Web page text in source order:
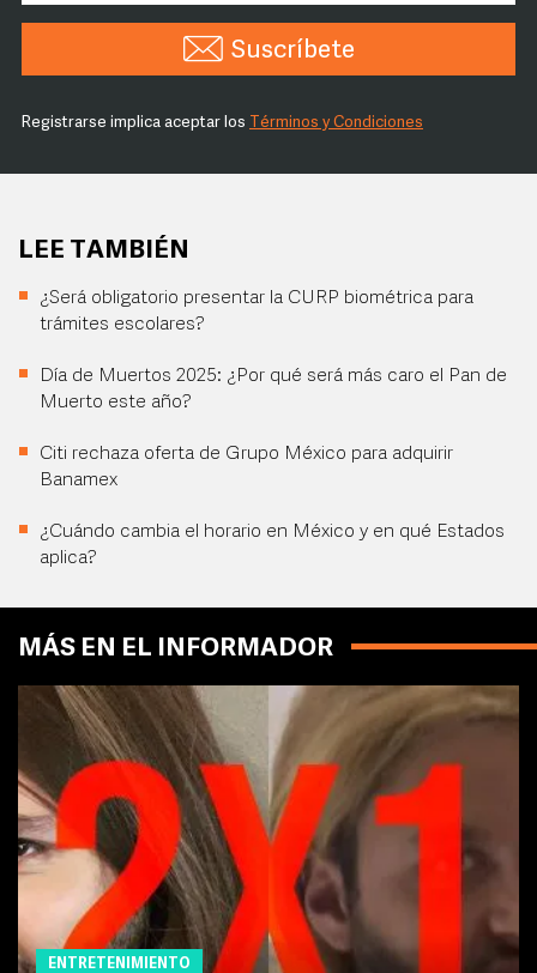
Suscríbete
Registrarse implica aceptar los Términos y Condiciones
LEE TAMBIÉN
¿Será obligatorio presentar la CURP biométrica para
trámites escolares?
Día de Muertos 2025: ¿Por qué será más caro el Pan de
Muerto este año?
Citi rechaza oferta de Grupo México para adquirir
Banamex
¿Cuándo cambia el horario en México y en qué Estados
aplica?
MÁS EN EL INFORMADOR
ENTRETENIMIENTO